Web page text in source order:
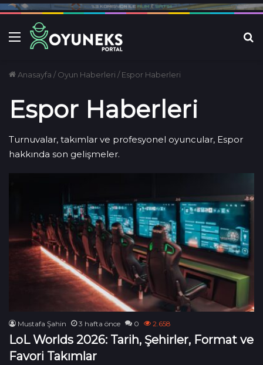
Menü
Anasayfa / Oyun Haberleri / Espor Haberleri
Espor Haberleri
Turnuvalar, takımlar ve profesyonel oyuncular, Espor
hakkında son gelişmeler.
Mustafa Şahin 3 hafta önce 0 2.658
LoL Worlds 2026: Tarih, Şehirler, Format ve
Favori Takımlar